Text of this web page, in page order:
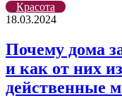
Красота
18.03.2024
Почему дома
и как от них
действенные